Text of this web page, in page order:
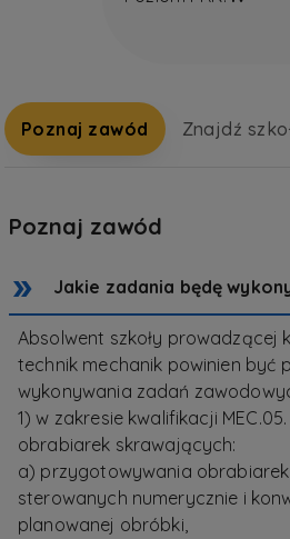
Poznaj zawód Znajdź
Poznaj zawód
Jakie zadania będę
Absolwent szkoły prowadzącej
technik mechanik powinien być
wykonywania zadań
1) w zakresie kwalifikacji
obrabiarek skrawających:
a) przygotowywania
sterowanych numerycznie i
planowanej obróbki,